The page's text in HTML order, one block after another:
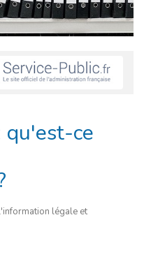
qu'est-ce
légale et